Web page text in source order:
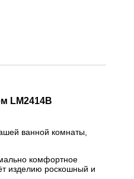
LM2414B
ванной комнаты,
комфортное
изделию роскошный и